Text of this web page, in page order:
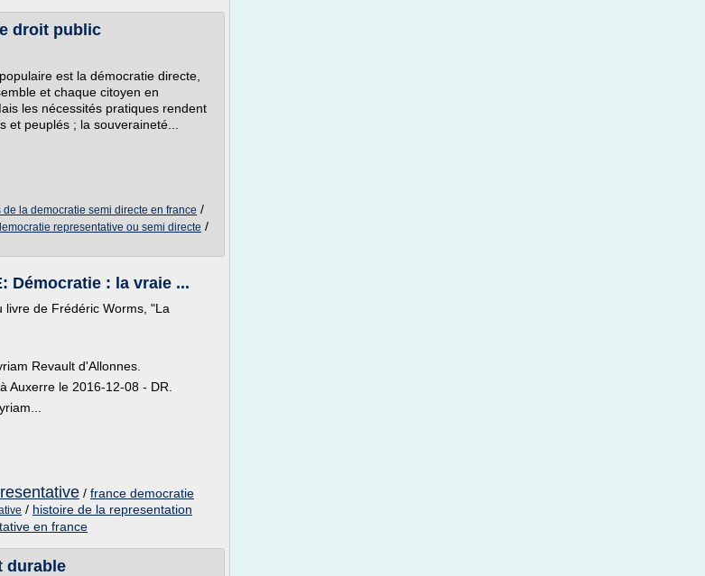
droit public
est la démocratie directe,
et chaque citoyen en
les nécessités pratiques rendent
peuplés ; la souveraineté...
de la democratie semi directe en france /
representative ou semi directe /
Démocratie : la vraie ...
de Frédéric Worms, "La
Revault d'Allonnes.
Auxerre le 2016-12-08 - DR.
/ france democratie
/ histoire de la representation
en france
durable